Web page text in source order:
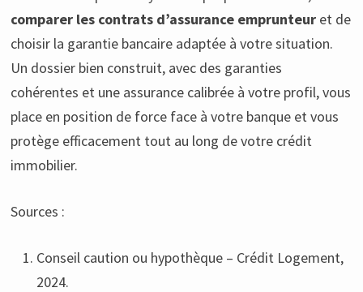
comparer les contrats d’assurance emprunteuret de
choisir la garantie bancaire adaptée à votre situation.
Un dossier bien construit, avec des garanties
cohérentes et une assurance calibrée à votre profil, vous
place en position de force face à votre banque et vous
protège efficacement tout au long de votre crédit
immobilier.
Sources :
Conseil caution ou hypothèque – Crédit Logement,
2024.